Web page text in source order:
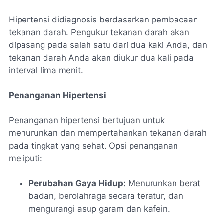
Hipertensi didiagnosis berdasarkan pembacaan
tekanan darah. Pengukur tekanan darah akan
dipasang pada salah satu dari dua kaki Anda, dan
tekanan darah Anda akan diukur dua kali pada
interval lima menit.
Penanganan Hipertensi
Penanganan hipertensi bertujuan untuk
menurunkan dan mempertahankan tekanan darah
pada tingkat yang sehat. Opsi penanganan
meliputi:
Perubahan Gaya Hidup: Menurunkan berat
badan, berolahraga secara teratur, dan
mengurangi asup garam dan kafein.